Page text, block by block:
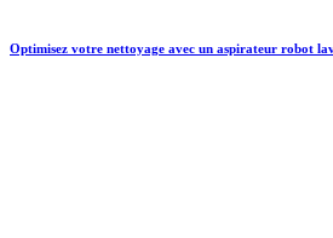
Optimisez votre nettoyage avec un aspirateur robot